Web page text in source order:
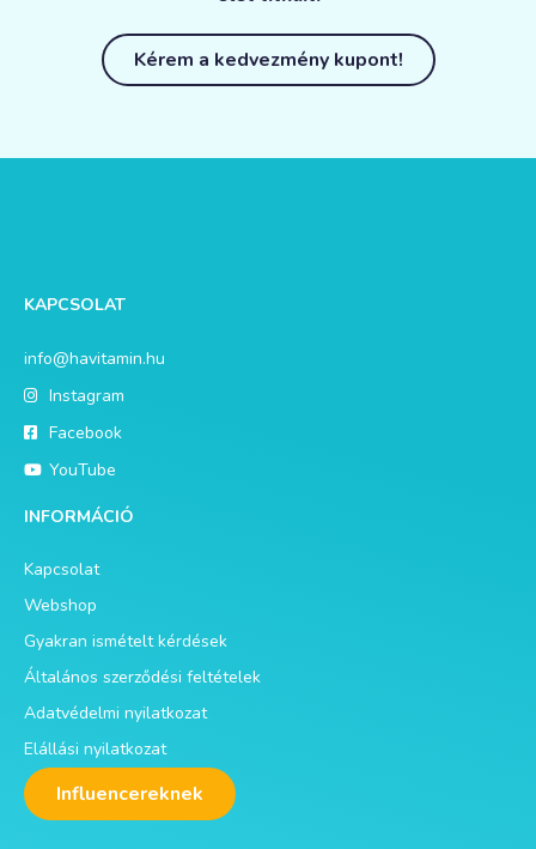
Kérem a kedvezmény kupont!
KAPCSOLAT
info@havitamin.hu
Instagram
Facebook
YouTube
INFORMÁCIÓ
Kapcsolat
Webshop
Gyakran ismételt kérdések
Általános szerződési feltételek
Adatvédelmi nyilatkozat
Elállási nyilatkozat
Influencereknek